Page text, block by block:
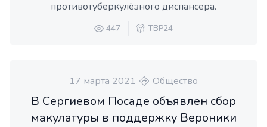
противотуберкулёзного диспансера.
447 ТВР24
17 марта 2021 Общество
В Сергиевом Посаде объявлен сбор
макулатуры в поддержку Вероники